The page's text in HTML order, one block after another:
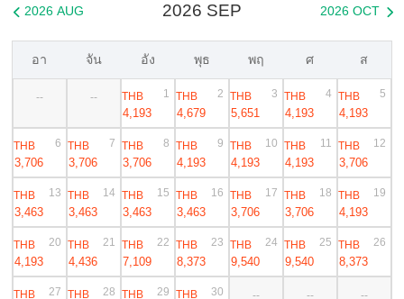
2026 SEP
 2026 AUG 2026 OCT 
อา จัน อัง พุธ พฤ ศ ส
-- -- THB
4,193
1 THB
4,679
2 THB
5,651
3 THB
4,193
4 THB
4,193
5
THB
3,706
6 THB
3,706
7 THB
3,706
8 THB
4,193
9 THB
4,193
10 THB
4,193
11 THB
3,706
12
THB
3,463
13 THB
3,463
14 THB
3,463
15 THB
3,463
16 THB
3,706
17 THB
3,706
18 THB
4,193
19
THB
4,193
20 THB
4,436
21 THB
7,109
22 THB
8,373
23 THB
9,540
24 THB
9,540
25 THB
8,373
26
THB 27 THB 28 THB 29 THB 30 -- -- --